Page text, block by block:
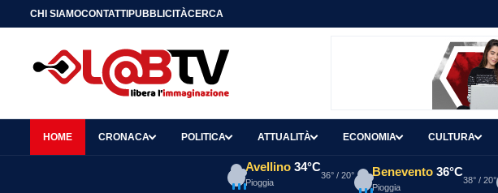
CHI SIAMOCONTATTIPUBBLICITÀCERCA
HOME CRONACA POLITICA ATTUALITÀ ECONOMIA CULTURA
Avellino 34°C
Pioggia
36° / 20° Benevento 36°C
Pioggia
38° / 20°